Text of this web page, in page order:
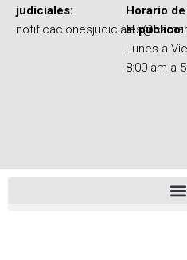
judiciales:
Horario
al público:
Lunes a
8:00 am a